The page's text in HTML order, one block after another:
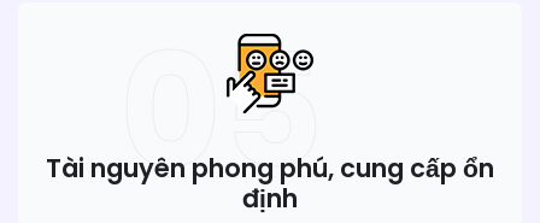
05
Tài nguyên phong phú, cung cấp ổn
định